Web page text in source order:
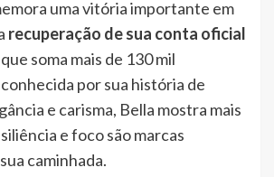
uma vitória importante em
recuperação de sua conta oficial
que soma mais de 130 mil
por sua história de
e carisma, Bella mostra mais
e foco são marcas
caminhada.